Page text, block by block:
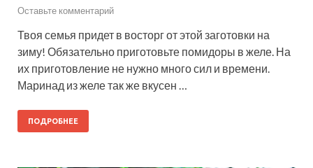
Оставьте комментарий
Твоя семья придет в восторг от этой заготовки на
зиму! Обязательно приготовьте помидоры в желе. На
их приготовление не нужно много сил и времени.
Маринад из желе так же вкусен …
ПОДРОБНЕЕ